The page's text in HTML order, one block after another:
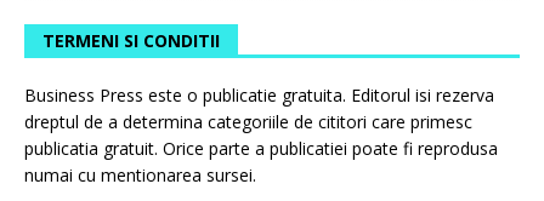
TERMENI SI CONDITII
Business Press este o publicatie gratuita. Editorul isi rezerva
dreptul de a determina categoriile de cititori care primesc
publicatia gratuit. Orice parte a publicatiei poate fi reprodusa
numai cu mentionarea sursei.